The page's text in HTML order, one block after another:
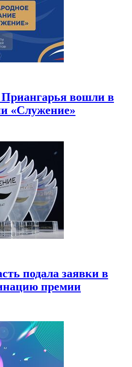
Приангарья вошли в
«Служение»
подала заявки в
премии